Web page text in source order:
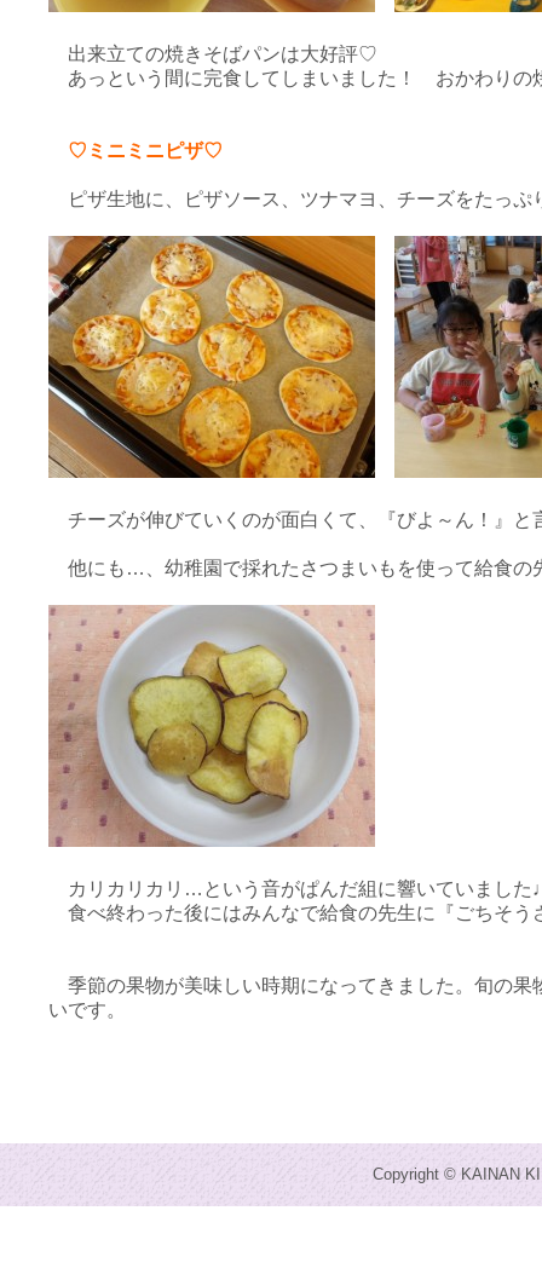
出来立ての焼きそばパンは大好評♡
あっという間に完食してしまいました！ おかわりの
♡ミニミニピザ♡
ピザ生地に、ピザソース、ツナマヨ、チーズをたっぷ
チーズが伸びていくのが面白くて、『びよ～ん！』と
他にも…、幼稚園で採れたさつまいもを使って給食の
カリカリカリ…という音がぱんだ組に響いていまし
食べ終わった後にはみんなで給食の先生に『ごちそ
季節の果物が美味しい時期になってきました。旬の果
いです。
Copyright © KAINAN